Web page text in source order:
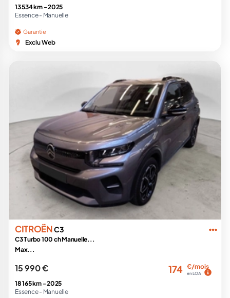
13 534 km -2025
Essence - Manuelle
Garantie
Exclu Web
CITROËNC3
C3 Turbo 100 ch Manuelle...
Max...
15 990 € 174 €/mois
en LOA
18 165 km -2025
Essence - Manuelle